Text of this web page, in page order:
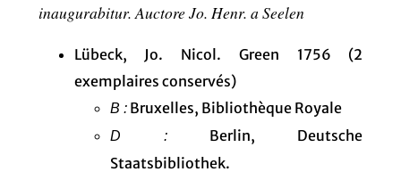
inaugurabitur. Auctore Jo. Henr. a Seelen
Lübeck, Jo. Nicol. Green 1756 (2
exemplaires conservés)
B :Bruxelles, Bibliothèque Royale
D :Berlin, Deutsche
Staatsbibliothek.